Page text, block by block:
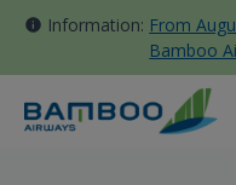
Information: From
Bamboo
move all
Tan Son